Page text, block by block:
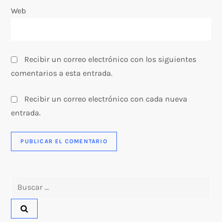
d
s
Web
Recibir un correo electrónico con los siguientes
comentarios a esta entrada.
Recibir un correo electrónico con cada nueva
entrada.